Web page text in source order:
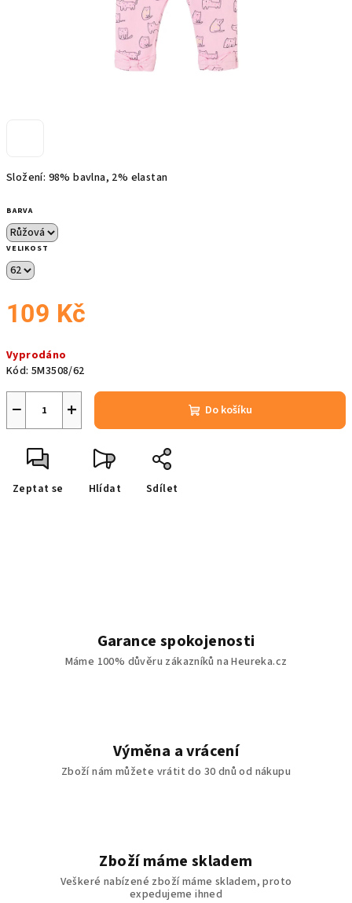
Složení: 98% bavlna, 2% elastan
BARVA
VELIKOST
109 Kč
cena:
Vyprodáno
Kód: 5M3508/62
+
− Do košíku
Zeptat se Hlídat Sdílet
Garance spokojenosti
Máme 100% důvěru zákazníků na Heureka.cz
Výměna a vrácení
Zboží nám můžete vrátit do 30 dnů od nákupu
Zboží máme skladem
Veškeré nabízené zboží máme skladem, proto
expedujeme ihned